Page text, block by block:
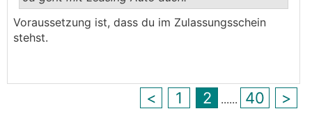
.
Voraussetzung ist, dass du im Zulassungsschein
stehst.
< 1 2 ...... 40 >